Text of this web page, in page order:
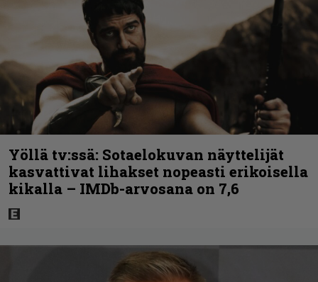
Yöllä tv:ssä: Sotaelokuvan näyttelijät
kasvattivat lihakset nopeasti erikoisella
kikalla – IMDb-arvosana on 7,6